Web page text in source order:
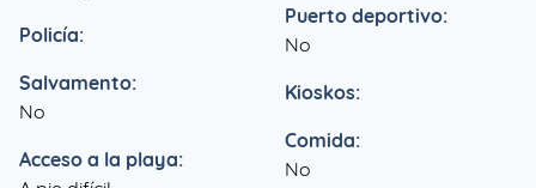
Policía:
Salvamento:
No
Acceso a la playa:
Puerto deportivo:
No
Kioskos:
Comida:
No